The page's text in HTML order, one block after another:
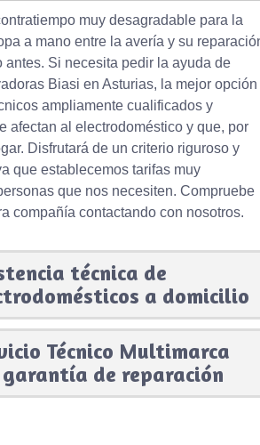
muy desagradable para la
a mano entre la avería y su
Si necesita pedir la ayuda de
Biasi en Asturias, la mejor opción
ampliamente cualificados y
afectan al electrodoméstico y que, por
Disfrutará de un criterio riguroso y
que establecemos tarifas muy
que nos necesiten. Compruebe
compañía contactando con nosotros.
técnica de
a domicilio
Técnico Multimarca
garantía de reparación